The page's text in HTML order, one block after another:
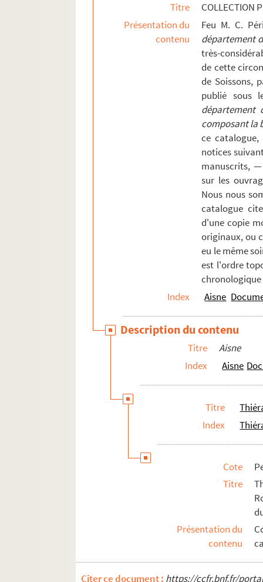
Bibrax
Bichancourt
Bucy-le-Long
Camelin-et-le Fresne
Caumont
Cerseuil
Chassemy
Titre
COLLECTION
Présentation du
contenu
Feu M. C.
département
très-
de cette
de Soissons,
publié sous
département
composant la
ce
notices
manuscrits, —
sur les
Nous nous
catalogue
d'une copie
originaux, ou
eu le même
est l'ordre
chronologique
Index
Aisne
Description du contenu
Titre
Aisne
Index
Aisne
Titre
Index
Cote
Titre
Présentation du
contenu
Citer ce document : https://ccfr.bnf.fr/